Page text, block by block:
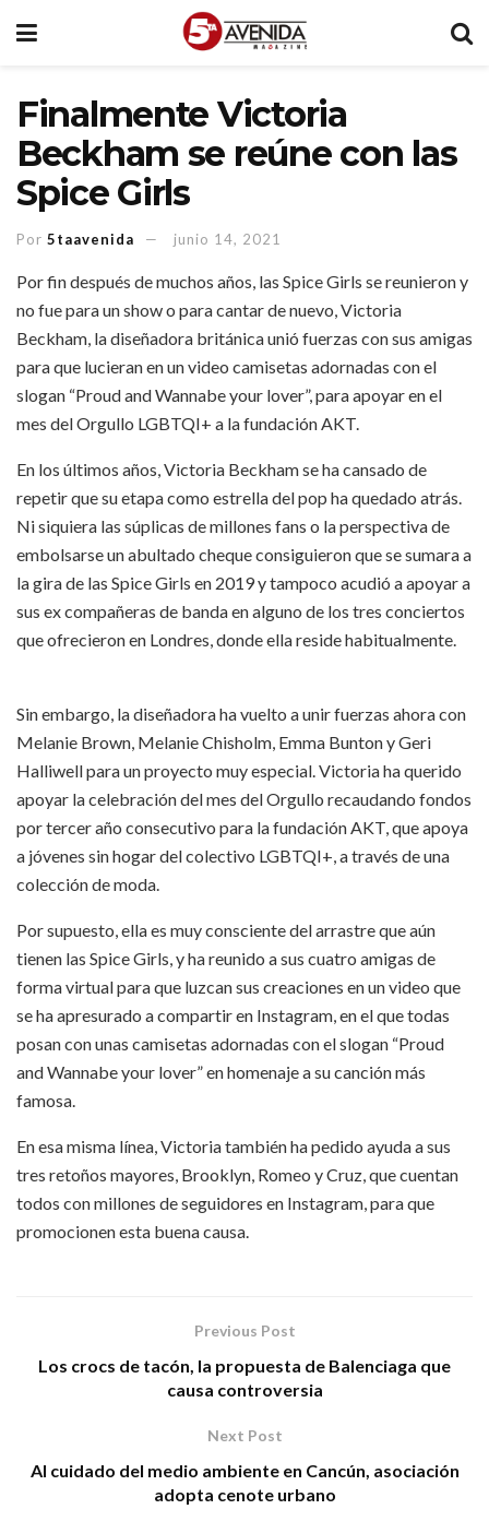
Finalmente Victoria
Beckham se reúne con las
Spice Girls
Por 5taavenida junio 14, 2021
Por fin después de muchos años, las Spice Girls se reunieron y
no fue para un show o para cantar de nuevo, Victoria
Beckham, la diseñadora británica unió fuerzas con sus amigas
para que lucieran en un video camisetas adornadas con el
slogan “Proud and Wannabe your lover”, para apoyar en el
mes del Orgullo LGBTQI+ a la fundación AKT.
En los últimos años, Victoria Beckham se ha cansado de
repetir que su etapa como estrella del pop ha quedado atrás.
Ni siquiera las súplicas de millones fans o la perspectiva de
embolsarse un abultado cheque consiguieron que se sumara a
la gira de las Spice Girls en 2019 y tampoco acudió a apoyar a
sus ex compañeras de banda en alguno de los tres conciertos
que ofrecieron en Londres, donde ella reside habitualmente.
Sin embargo, la diseñadora ha vuelto a unir fuerzas ahora con
Melanie Brown, Melanie Chisholm, Emma Bunton y Geri
Halliwell para un proyecto muy especial. Victoria ha querido
apoyar la celebración del mes del Orgullo recaudando fondos
por tercer año consecutivo para la fundación AKT, que apoya
a jóvenes sin hogar del colectivo LGBTQI+, a través de una
colección de moda.
Por supuesto, ella es muy consciente del arrastre que aún
tienen las Spice Girls, y ha reunido a sus cuatro amigas de
forma virtual para que luzcan sus creaciones en un video que
se ha apresurado a compartir en Instagram, en el que todas
posan con unas camisetas adornadas con el slogan “Proud
and Wannabe your lover” en homenaje a su canción más
famosa.
En esa misma línea, Victoria también ha pedido ayuda a sus
tres retoños mayores, Brooklyn, Romeo y Cruz, que cuentan
todos con millones de seguidores en Instagram, para que
promocionen esta buena causa.
Previous Post
Los crocs de tacón, la propuesta de Balenciaga que
causa controversia
Next Post
Al cuidado del medio ambiente en Cancún, asociación
adopta cenote urbano